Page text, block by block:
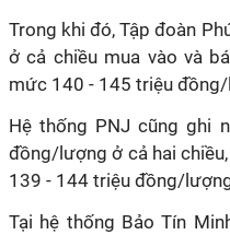
Trong khi đó, Tập đoàn
ở cả chiều mua vào và
mức 140 - 145 triệu
Hệ thống PNJ cũng ghi
đồng/lượng ở cả hai
139 - 144 triệu đồng/
Tại hệ thống Bảo Tín